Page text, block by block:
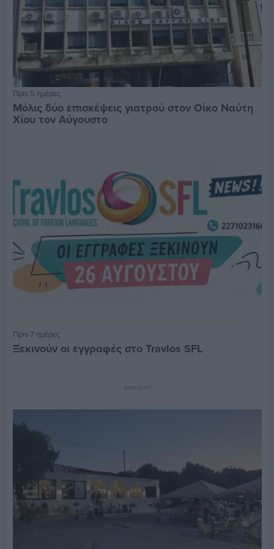
Πριν 5 ημέρες
Μόλις δύο επισκέψεις γιατρού στον Οίκο Ναύτη
Χίου τον Αύγουστο
Πριν 7 ημέρες
Ξεκινούν οι εγγραφές στο Travlos SFL
Διαφήμιση